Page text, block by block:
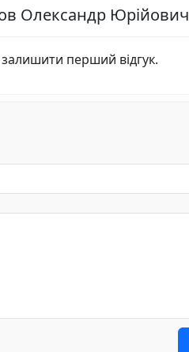
Олександр Юрійович
перший відгук.